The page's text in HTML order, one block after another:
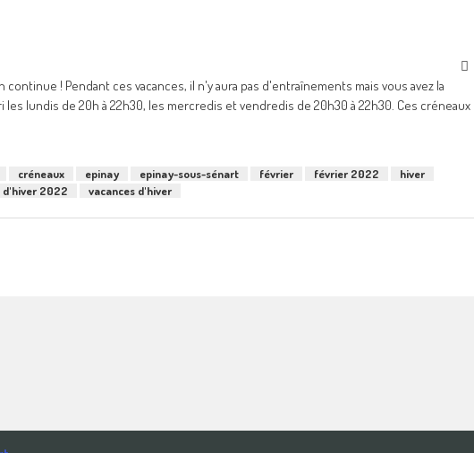
! Pendant ces vacances, il n'y aura pas d'entraînements mais vous avez la
lundis de 20h à 22h30, les mercredis et vendredis de 20h30 à 22h30. Ces créneaux
créneaux epinay epinay-sous-sénart février février 2022
hiver
d'hiver 2022 vacances d'hiver